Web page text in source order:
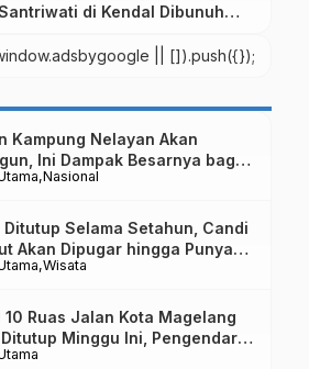
di Kendal Dibunuh
|| []).push({});
Nasional
Kampung Nelayan Akan
Ini Dampak Besarnya bagi
Indonesia
Wisata
Ditutup Selama Setahun, Candi
Akan Dipugar hingga Punya
10 Ruas Jalan Kota Magelang
Minggu Ini, Pengendara
Hindari Jalur Berikut